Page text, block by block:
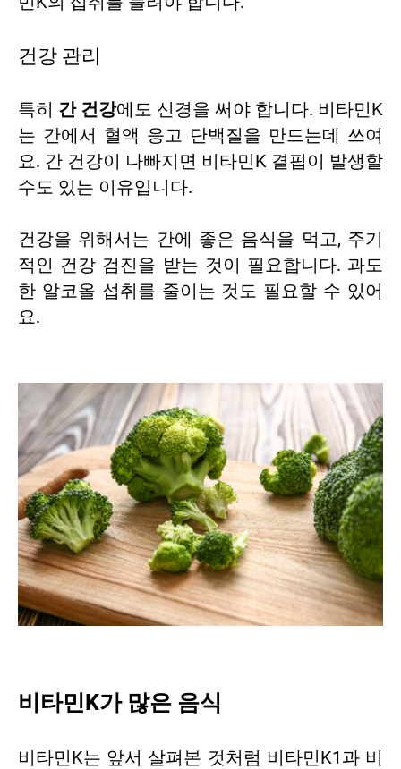
건강 관리
특히 간 건강에도 신경을 써야 합니다. 비타민K
는 간에서 혈액 응고 단백질을 만드는데 쓰여
요. 간 건강이 나빠지면 비타민K 결핍이 발생할
수도 있는 이유입니다.
건강을 위해서는 간에 좋은 음식을 먹고, 주기
적인 건강 검진을 받는 것이 필요합니다. 과도
한 알코올 섭취를 줄이는 것도 필요할 수 있어
요.
비타민K가 많은 음식
비타민K는 앞서 살펴본 것처럼 비타민K1과 비